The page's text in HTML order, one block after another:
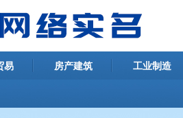
易 房产建筑 工业制造